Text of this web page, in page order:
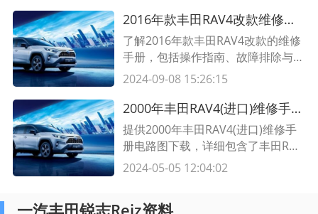
除。
2016年款丰田RAV4改款维修手册 操作指南、故障排除与维护技巧
了解2016年款丰田RAV4改款的维修
手册，包括操作指南、故障排除与维
护技巧。掌握这些知识，您将能够更
用寿命。
2024-09-08 15:26:15
2000年丰田RAV4(进口)维修手册电路图 维修手册电路图下载
提供2000年丰田RAV4(进口)维修手
册电路图下载，详细包含了丰田RAV
4的维修手册电路图，方便车主进行
2024-05-05 12:04:02